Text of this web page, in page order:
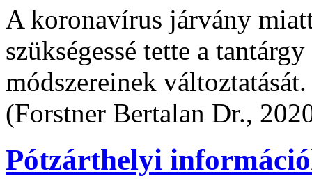
A koronavírus járvány
szükségessé tette a
módszereinek változtatását.
(Forstner Bertalan Dr.,
Pótzárthelyi